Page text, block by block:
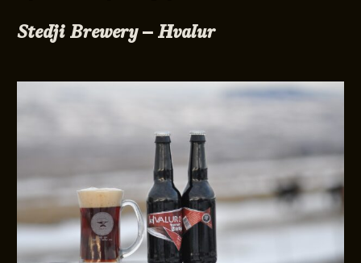
Stedji Brewery – Hvalur